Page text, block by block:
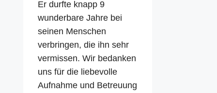
Er durfte knapp 9
wunderbare Jahre bei
seinen Menschen
verbringen, die ihn sehr
vermissen. Wir bedanken
uns für die liebevolle
Aufnahme und Betreuung